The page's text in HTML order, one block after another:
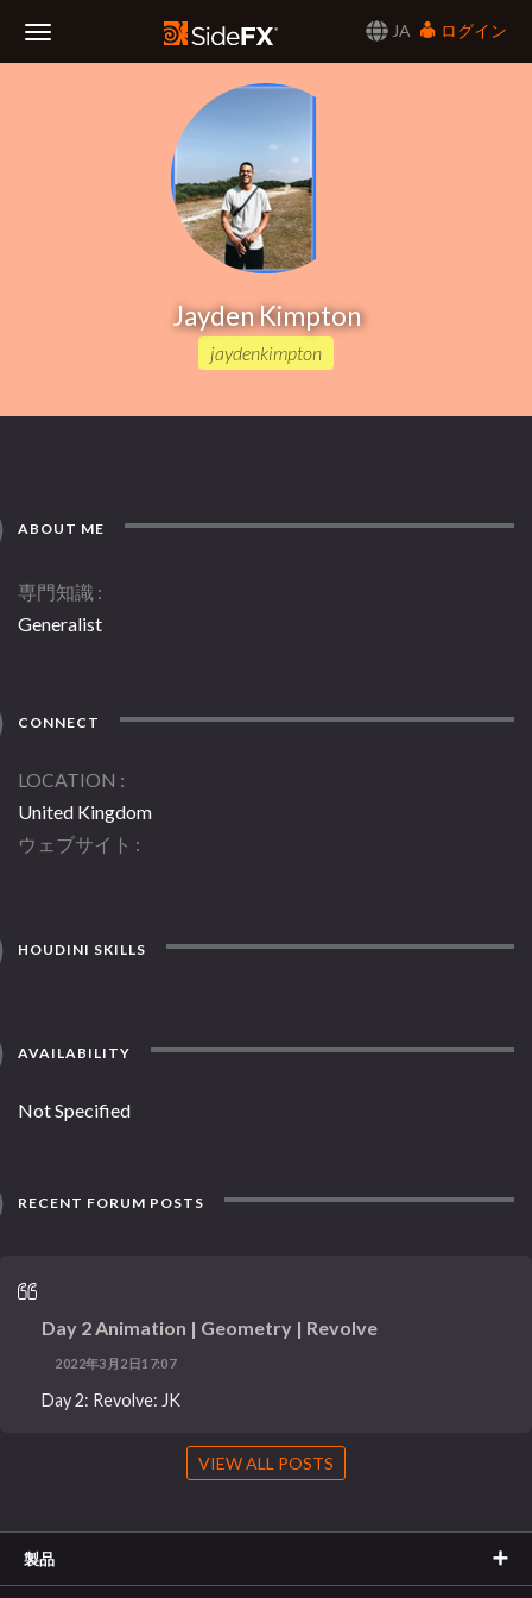
JA
ログイン
Jayden Kimpton
jaydenkimpton
ABOUT ME
専門知識
Generalist
CONNECT
LOCATION
United Kingdom
ウェブサイト
HOUDINI SKILLS
AVAILABILITY
Not Specified
RECENT FORUM POSTS
Day 2 Animation | Geometry | Revolve
2022年3月2日17:07
Day 2: Revolve: JK
VIEW ALL POSTS
製品